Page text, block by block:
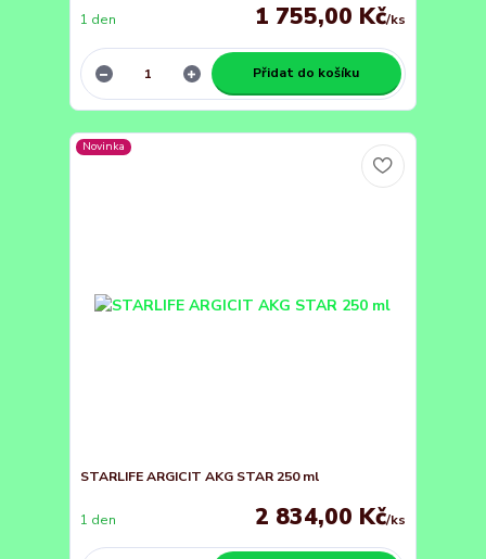
1 755,00 Kč/ks
1 den
Přidat do košíku
Novinka
STARLIFE ARGICIT AKG STAR 250 ml
2 834,00 Kč/ks
1 den